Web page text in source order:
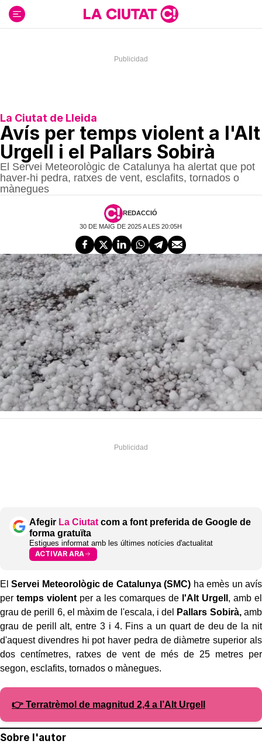
contenido
La Ciutat de Lleida
Avís per temps violent a l'Alt
Urgell i el Pallars Sobirà
El Servei Meteorològic de Catalunya ha alertat que pot
haver-hi pedra, ratxes de vent, esclafits, tornados o
mànegues
REDACCIÓ
30 DE MAIG DE 2025 A LES 20:05H
Afegir La Ciutat com a font preferida de Google de
forma gratuïta
Estigues informat amb les últimes notícies d'actualitat
ACTIVAR ARA
ElServei Meteorològic de Catalunya (SMC) ha emès un avís
per temps violent per a les comarques del'Alt Urgell , amb el
grau de perill 6, el màxim de l'escala, i del
Pallars Sobirà,amb
grau de perill alt, entre 3 i 4. Fins a un quart de deu de la nit
d'aquest divendres hi pot haver pedra de diàmetre superior als
dos centímetres, ratxes de vent de més de 25 metres per
segon, esclafits, tornados o mànegues.
👉 Terratrèmol de magnitud 2,4 a l’Alt Urgell
Sobre l'autor